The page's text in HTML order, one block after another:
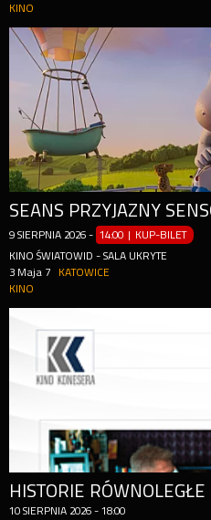
KINO
9 SIERPNIA 2026 - 14:00 | KUP-BILET
KINO ŚWIATOWID - SALA UKRYTE
3 Maja 7
KATOWICE
KINO
HISTORIE
10 SIERPNIA 2026 -18:00